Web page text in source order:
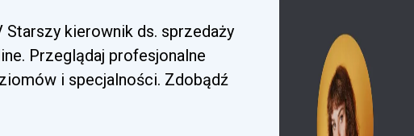
kierownik ds. sprzedaży
Przeglądaj profesjonalne
i specjalności. Zdobądź